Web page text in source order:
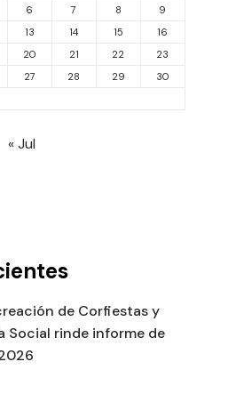
6 7 8
9
13 14 15
16
20 21 22
23
27 28 29
30
« Jul
de Corfiestas y
Social rinde informe de